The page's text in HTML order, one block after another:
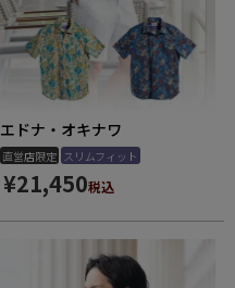
エドナ・オキナワ
直営店限定 スリムフィット
¥21,450税込